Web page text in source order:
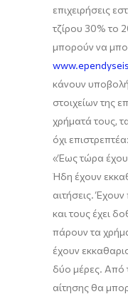
επιχειρήσεις
τζίρου 30% το
μπορούν να
www.
κάνουν
στοιχείων της
χρήματά τους,
όχι
«Έως τώρα
Ήδη έχουν
αιτήσεις.
και τους έχει
πάρουν τα
έχουν
δύο μέρες. Από
αίτησης θα